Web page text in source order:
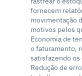
fornecem
movimentação
motivos pelos
Economia de
o faturamento,
satisfazendo
Redução de